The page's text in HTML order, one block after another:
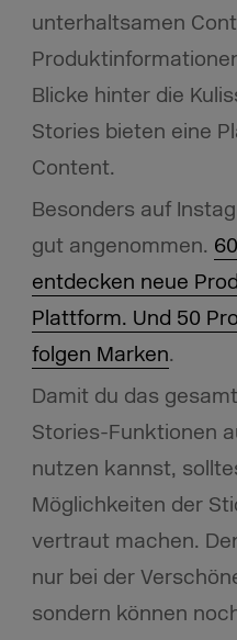
unterhaltsamen
Blicke hinter die
Stories bieten eine
Content.
Besonders auf
gut angenommen.
entdecken neue
Plattform. Und 50
folgen Marken.
Damit du das
Stories-Funktionen
nutzen kannst,
Möglichkeiten der
vertraut machen.
nur bei der
sondern können